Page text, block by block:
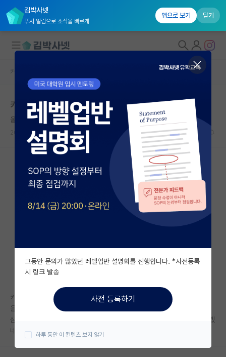
김박사넷
푸시 알림으로 소식을 빠르게
앱으로 보기 닫기
대학원생 모집
국내대학원 정보
연구실&오픈랩
커뮤니티
커뮤니티 홈
전체글보기
베스트 게시판
자유 게시판(아무개랩)
미국 유학 게시판
미국 대학원 합격 후기 게시판
대학원생 모집 게시판
연구실(PI) 홍보 게시판
커뮤니티 홈
카이스트 EPSS
울적한 피타고라스
2026.05.15 16 2325
카이스트 1차 서류는 합격했는데, EPSS 1차 합격 메일은 아직 안 온 거 맞
을까요?
삼성에서 1차 떨어진 건지, 아직 기업 측에서 메일을 안 보낸 건지 잘 모르겠
네요
그동안 문의가 많았던 레벨업반 설명회를 진행합니다. *사전등록
시 링크 발송
사전 등록하기
하루 동안 이 컨텐츠 보지 않기